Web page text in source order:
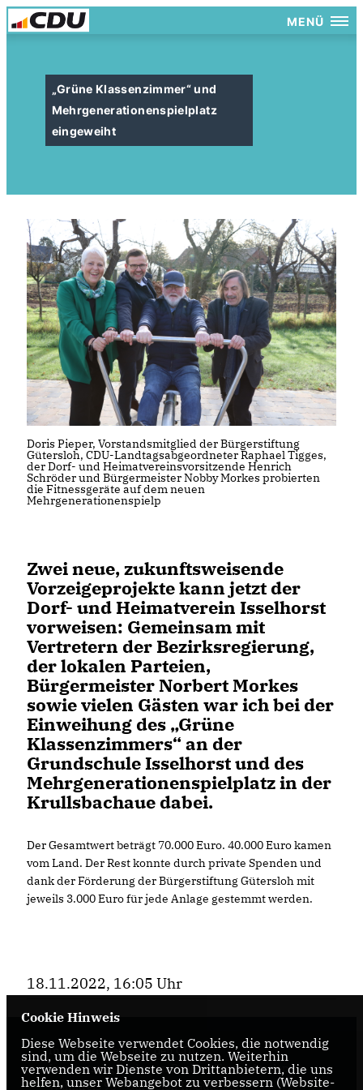
MENÜ
Grüne Klassenzimmer“ und
Mehrgenerationenspielplatz
eingeweiht
Doris Pieper, Vorstandsmitglied der Bürgerstiftung
Gütersloh, CDU-Landtagsabgeordneter Raphael Tigges,
der Dorf- und Heimatvereinsvorsitzende Henrich
Schröder und Bürgermeister Nobby Morkes probierten
die Fitnessgeräte auf dem neuen
Mehrgenerationenspielp
Zwei neue, zukunftsweisende
Vorzeigeprojekte kann jetzt der
Dorf- und Heimatverein Isselhorst
vorweisen: Gemeinsam mit
Vertretern der Bezirksregierung,
der lokalen Parteien,
Bürgermeister Norbert Morkes
sowie vielen Gästen war ich bei der
Einweihung des „Grüne
Klassenzimmers“ an der
Grundschule Isselhorst und des
Mehrgenerationenspielplatz in der
Krullsbachaue dabei.
Der Gesamtwert beträgt 70.000 Euro. 40.000 Euro kamen
vom Land. Der Rest konnte durch private Spenden und
dank der Förderung der Bürgerstiftung Gütersloh mit
jeweils 3.000 Euro für jede Anlage gestemmt werden.
18.11.2022, 16:05 Uhr
Informationen über den CDU-
Landtagsabgeordneten Raphael Tigges für den
Wahlkreis 95 - Gütersloh II, Gütersloh,
Cookie Hinweis
Diese Webseite verwendet Cookies, die notwendig
sind, um die Webseite zu nutzen. Weiterhin
verwenden wir Dienste von Drittanbietern, die uns
helfen, unser Webangebot zu verbessern (Website-